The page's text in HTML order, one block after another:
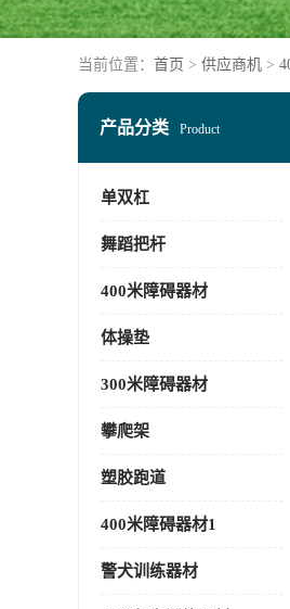
当前位置： 首页 > 供应商机 >
产品分类 Product
单双杠
舞蹈把杆
400米障碍器材
体操垫
300米障碍器材
攀爬架
塑胶跑道
400米障碍器材1
警犬训练器材